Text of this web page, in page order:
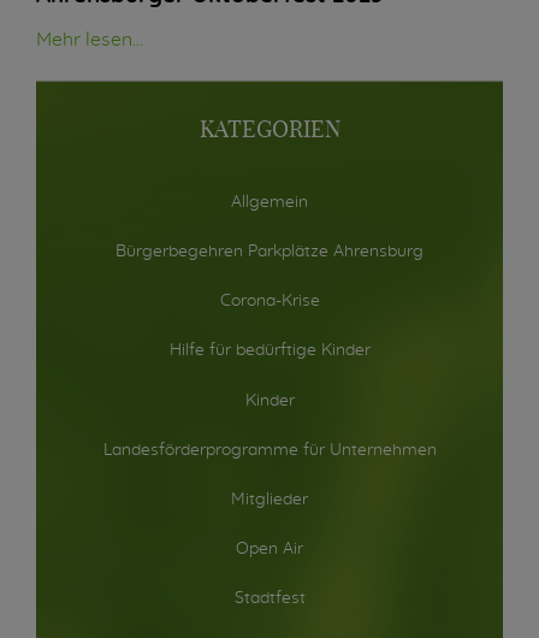
Mehr lesen...
KATEGORIEN
Allgemein
Bürgerbegehren Parkplätze Ahrensburg
Corona-Krise
Hilfe für bedürftige Kinder
Kinder
Landesförderprogramme für Unternehmen
Mitglieder
Open Air
Stadtfest